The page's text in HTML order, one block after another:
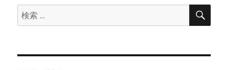
検
索:
検